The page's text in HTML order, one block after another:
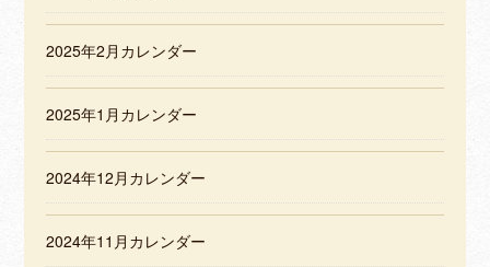
2025年2月カレンダー
2025年1月カレンダー
2024年12月カレンダー
2024年11月カレンダー